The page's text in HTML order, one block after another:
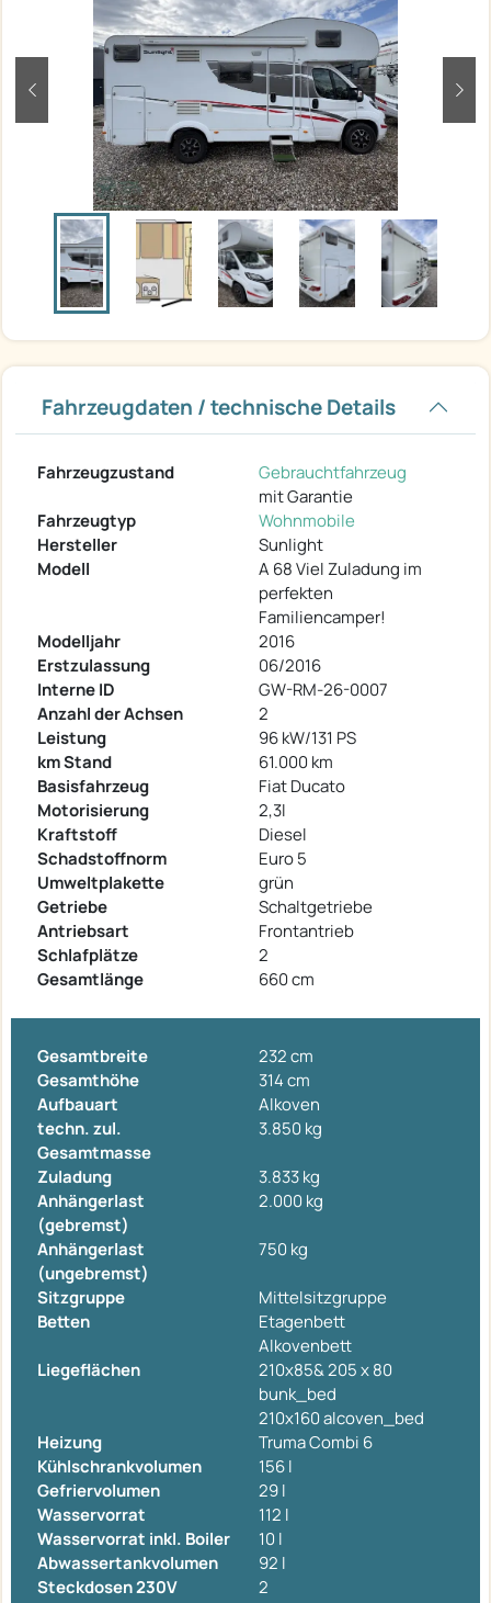
zurück
Fahrzeugdaten / technische Details
Fahrzeugzustand
Gebrauchtfahrzeug
mit Garantie
Fahrzeugtyp
Wohnmobile
Hersteller
Sunlight
Modell
A 68 Viel Zuladung im
perfekten
Familiencamper!
Modelljahr
2016
Erstzulassung
06/2016
Interne ID
GW-RM-26-0007
Anzahl der Achsen
2
Leistung
96 kW/131 PS
km Stand
61.000 km
Basisfahrzeug
Fiat Ducato
Motorisierung
2,3l
Kraftstoff
Diesel
Schadstoffnorm
Euro 5
Umweltplakette
grün
Getriebe
Schaltgetriebe
Antriebsart
Frontantrieb
Schlafplätze
2
Gesamtlänge
660 cm
Gesamtbreite
232 cm
Gesamthöhe
314 cm
Aufbauart
Alkoven
techn. zul.
Gesamtmasse
3.850 kg
Zuladung
3.833 kg
Anhängerlast
(gebremst)
2.000 kg
Anhängerlast
(ungebremst)
750 kg
Sitzgruppe
Mittelsitzgruppe
Betten
Etagenbett
Alkovenbett
Liegeflächen
210x85& 205 x 80
bunk_bed
210x160 alcoven_bed
Heizung
Truma Combi 6
Kühlschrankvolumen
156 l
Gefriervolumen
29 l
Wasservorrat
112 l
Wasservorrat inkl. Boiler
10 l
Abwassertankvolumen
92 l
Steckdosen 230V
2